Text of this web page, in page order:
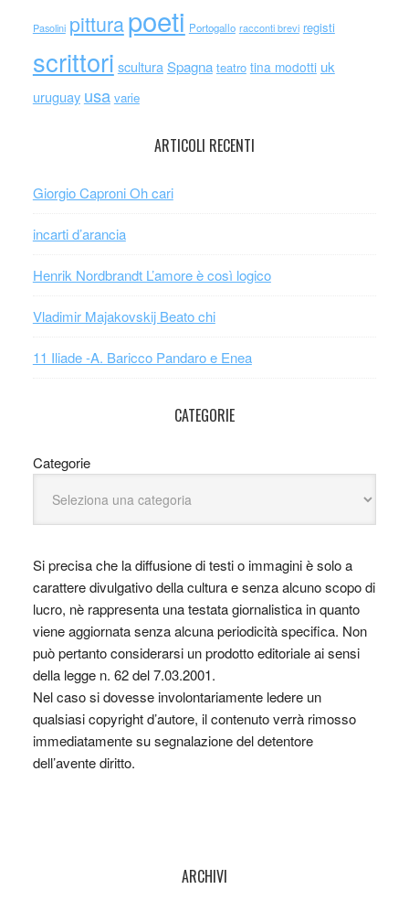
Pasolini pitturapoeti Portogallo racconti brevi registi
scrittori scultura Spagna teatro tina modotti uk
uruguay usa varie
ARTICOLI RECENTI
Giorgio Caproni Oh cari
incarti d’arancia
Henrik Nordbrandt L’amore è così logico
Vladimir Majakovskij Beato chi
11 Iliade -A. Baricco Pandaro e Enea
CATEGORIE
Categorie
Si precisa che la diffusione di testi o immagini è solo a
carattere divulgativo della cultura e senza alcuno scopo di
lucro, nè rappresenta una testata giornalistica in quanto
viene aggiornata senza alcuna periodicità specifica. Non
può pertanto considerarsi un prodotto editoriale ai sensi
della legge n. 62 del 7.03.2001.
Nel caso si dovesse involontariamente ledere un
qualsiasi copyright d’autore, il contenuto verrà rimosso
immediatamente su segnalazione del detentore
dell’avente diritto.
ARCHIVI